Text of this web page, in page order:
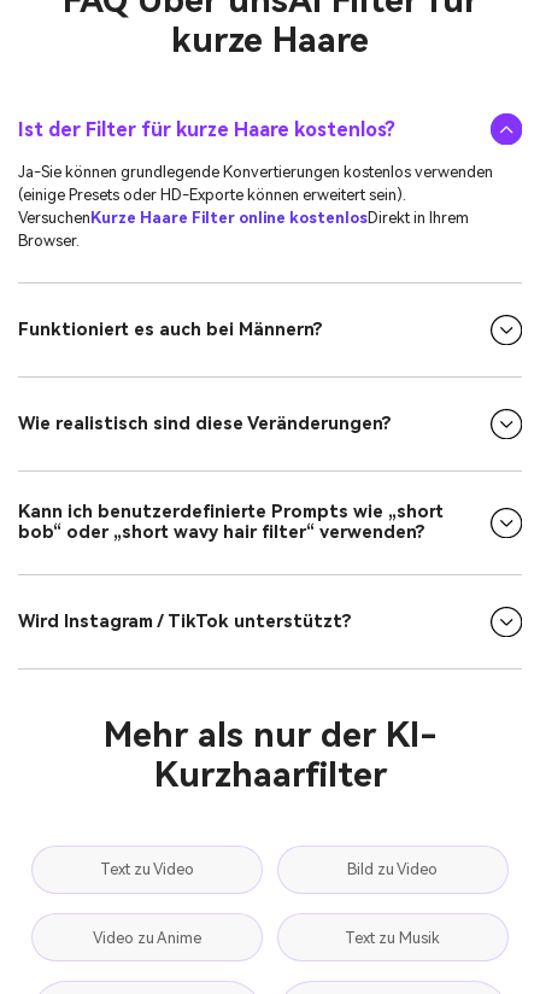
kurze Haare
Ist der Filter für kurze Haare kostenlos?
Ja-Sie können grundlegende Konvertierungen kostenlos verwenden
(einige Presets oder HD-Exporte können erweitert sein).
VersuchenKurze Haare Filter online kostenlosDirekt in Ihrem
Browser.
Funktioniert es auch bei Männern?
Wie realistisch sind diese Veränderungen?
Kann ich benutzerdefinierte Prompts wie „short
bob“ oder „short wavy hair filter“ verwenden?
Wird Instagram / TikTok unterstützt?
Mehr als nur der KI-
Kurzhaarfilter
Text zu Video Bild zu Video
Video zu Anime Text zu Musik